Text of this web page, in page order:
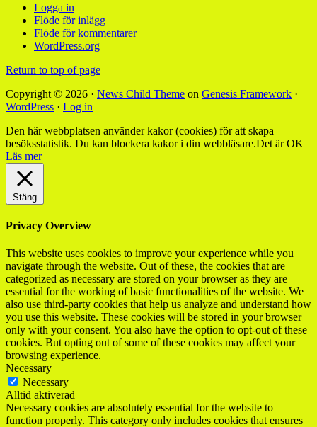
Logga in
Flöde för inlägg
Flöde för kommentarer
WordPress.org
Return to top of page
Copyright © 2026 · News Child Theme on Genesis Framework ·
WordPress · Log in
Den här webbplatsen använder kakor (cookies) för att skapa
besöksstatistik. Du kan blockera kakor i din webbläsare.Det är OK
Läs mer
Stäng
Privacy Overview
This website uses cookies to improve your experience while you
navigate through the website. Out of these, the cookies that are
categorized as necessary are stored on your browser as they are
essential for the working of basic functionalities of the website. We
also use third-party cookies that help us analyze and understand how
you use this website. These cookies will be stored in your browser
only with your consent. You also have the option to opt-out of these
cookies. But opting out of some of these cookies may affect your
browsing experience.
Necessary
Necessary
Alltid aktiverad
Necessary cookies are absolutely essential for the website to
function properly. This category only includes cookies that ensures